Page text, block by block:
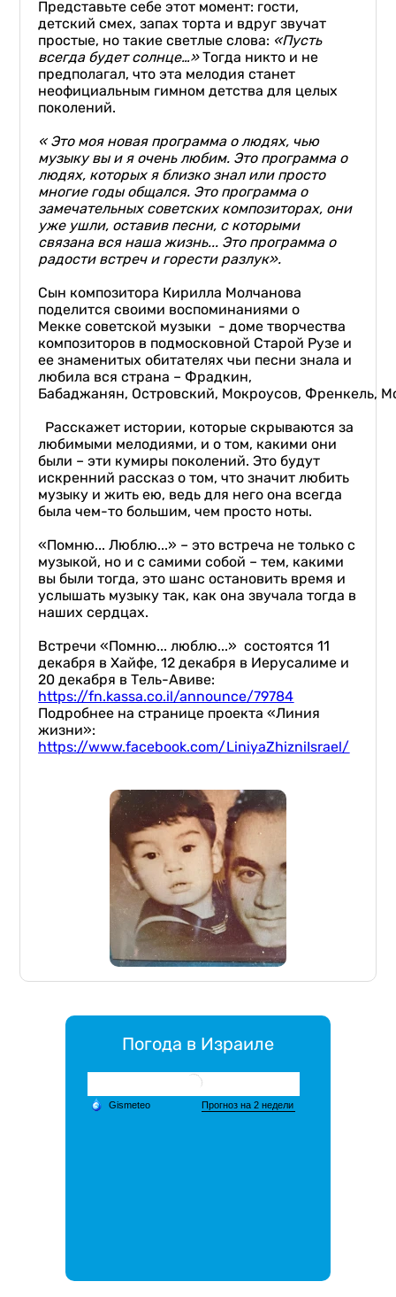
Представьте себе этот момент: гости,
детский смех, запах торта и вдруг звучат
простые, но такие светлые слова: «Пусть
всегда будет солнце…»Тогда никто и не
предполагал, что эта мелодия станет
неофициальным гимном детства для целых
поколений.
« Это моя новая программа о людях, чью
музыку вы и я очень любим. Это программа о
людях, которых я близко знал или просто
многие годы общался. Это программа о
замечательных советских композиторах, они
уже ушли, оставив песни, с которыми
связана вся наша жизнь... Это программа о
радости встреч и горести разлук».
Сын композитора Кирилла Молчанова
поделится своими воспоминаниями о
Мекке советской музыки - доме творчества
композиторов в подмосковной Старой Рузе и
ее знаменитых обитателях чьи песни знала и
любила вся страна – Фрадкин,
Бабаджанян, Островский, Мокроусов, Френкель,
Расскажет истории, которые скрываются за
любимыми мелодиями, и о том, какими они
были – эти кумиры поколений. Это будут
искренний рассказ о том, что значит любить
музыку и жить ею, ведь для него она всегда
была чем-то большим, чем просто ноты.
«Помню... Люблю...» – это встреча не только с
музыкой, но и с самими собой – тем, какими
вы были тогда, это шанс остановить время и
услышать музыку так, как она звучала тогда в
наших сердцах.
Встречи «Помню... люблю...» состоятся 11
декабря в Хайфе, 12 декабря в Иерусалиме и
20 декабря в Тель-Авиве:
https://fn.kassa.co.il/announce/79784
Подробнее на странице проекта «Линия
жизни»:
https://www.facebook.com/LiniyaZhizniIsrael/
Погода в Израиле